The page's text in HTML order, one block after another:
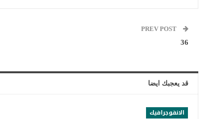
36
قد يعجبك ايضا
الانفوجرافيك